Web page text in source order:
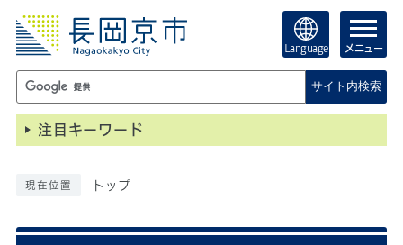
Language メニュー
サイト内検索
注目キーワード
現在位置 トップ